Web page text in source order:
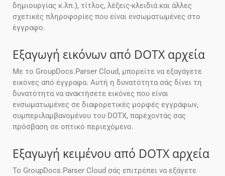
δημιουργίας κ.λπ.), τίτλος, λέξεις-κλειδιά και άλλες
σχετικές πληροφορίες που είναι ενσωματωμένες στο
έγγραφο.
Εξαγωγή εικόνων από DOTX αρχεία
Με το GroupDocs.Parser Cloud, μπορείτε να εξαγάγετε
εικόνες από έγγραφα. Αυτή η δυνατότητα σάς δίνει τη
δυνατότητα να ανακτήσετε εικόνες που είναι
ενσωματωμένες σε διαφορετικές μορφές εγγράφων,
συμπεριλαμβανομένου του DOTX, παρέχοντάς σας
πρόσβαση σε οπτικό περιεχόμενο.
Εξαγωγή κειμένου από DOTX αρχεία
Το GroupDocs.Parser Cloud σάς επιτρέπει να εξάγετε